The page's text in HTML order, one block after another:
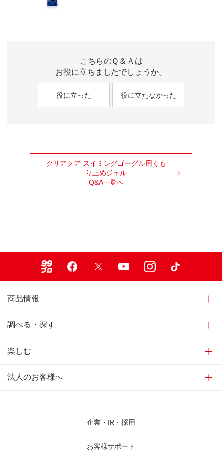
こちらのＱ＆Ａは
お役に立ちましたでしょうか。
役に立った 役に立たなかった
クリアクア スイミングゴーグル用くも
り止めジェル
Q&A一覧へ
商品情報
調べる・探す
楽しむ
法人のお客様へ
企業・IR・採用
お客様サポート